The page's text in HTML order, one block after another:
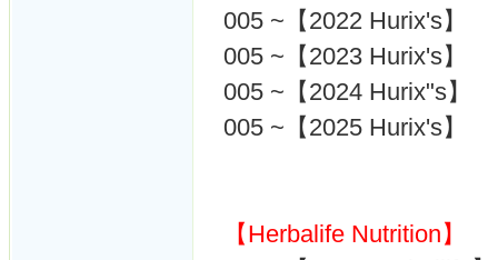
005 ~【2022 Hurix's】
005 ~【2023 Hurix's】
005 ~【2024 Hurix"s】
005 ~【2025 Hurix's】
【Herbalife Nutrition】